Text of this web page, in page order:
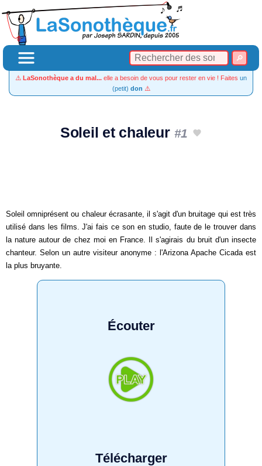
⚠️ LaSonothèque a du mal... elle a besoin de vous pour rester en vie ! Faites un
(petit) don ⚠️
Soleil et chaleur #1
Soleil omniprésent ou chaleur écrasante, il s'agit d'un bruitage qui est très
utilisé dans les films. J'ai fais ce son en studio, faute de le trouver dans
la nature autour de chez moi en France. Il s'agirais du bruit d'un insecte
chanteur. Selon un autre visiteur anonyme : l'Arizona Apache Cicada est
la plus bruyante.
Écouter
Télécharger